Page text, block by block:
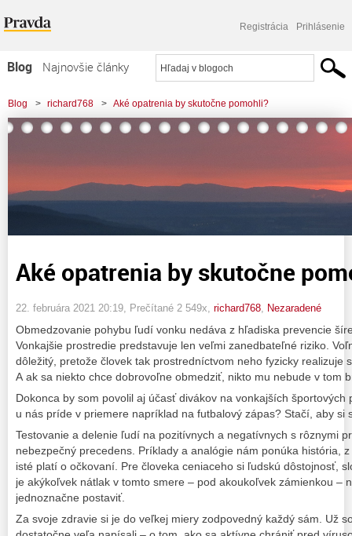
Registrácia Prihlásenie
Blog
Najnovšie články
Najčítanejšie články
Najkomentovanejšie články
Komerčné blogy
Blog > richard768 > Aké opatrenia by skutočne pomohli?
Aké opatrenia by skutočne
22. februára 2021 20:19 , Prečítané 2 549x, richard768 Nezaradené
Obmedzovanie pohybu ľudí vonku nedáva z hľadiska prevencie
Vonkajšie prostredie predstavuje len veľmi zanedbateľné riziko.
dôležitý, pretože človek tak prostredníctvom neho fyzicky realizuje
A ak sa niekto chce dobrovoľne obmedziť, nikto mu nebude v tom
Dokonca by som povolil aj účasť divákov na vonkajších
u nás príde v priemere napríklad na futbalový zápas? Stačí, aby si
Testovanie a delenie ľudí na pozitívnych a negatívnych s rôznymi
nebezpečný precedens. Príklady a analógie nám ponúka história,
isté platí o očkovaní. Pre človeka ceniaceho si ľudskú dôstojnosť,
je akýkoľvek nátlak v tomto smere – pod akoukoľvek zámienkou –
jednoznačne postaviť.
Za svoje zdravie si je do veľkej miery zodpovedný každý sám. Už